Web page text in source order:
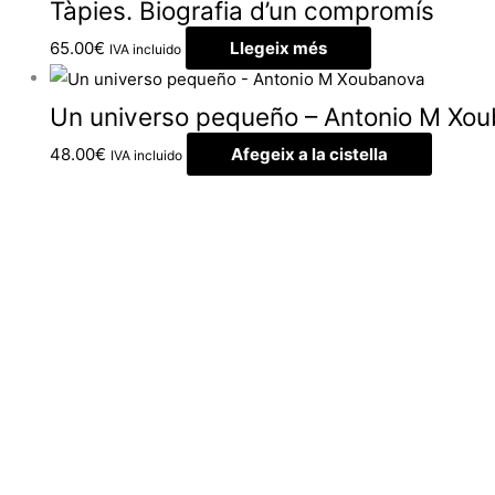
Tàpies. Biografia d’un compromís
65.00€ IVA incluido Llegeix més
Un universo pequeño – Antonio M
48.00€ IVA incluido Afegeix a la cistella